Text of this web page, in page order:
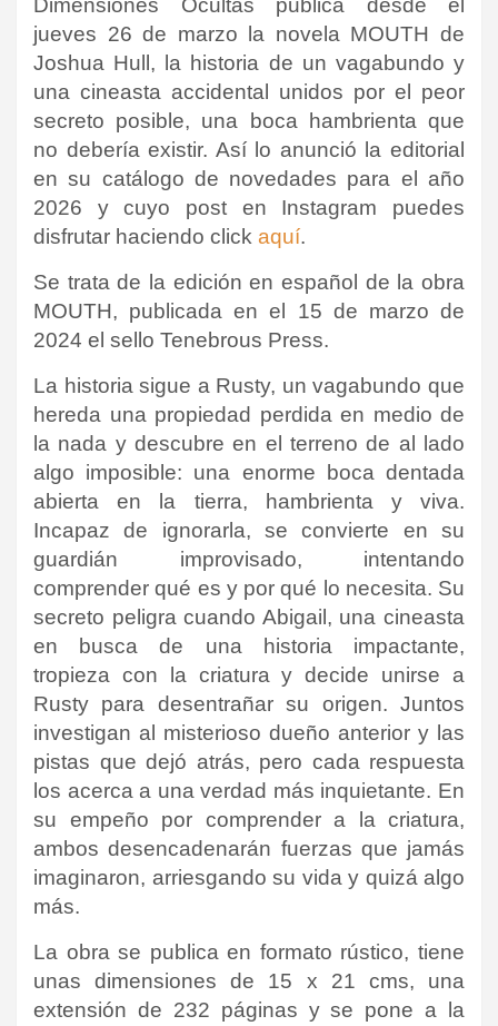
Dimensiones Ocultas publica desde el
jueves 26 de marzo la novela MOUTH de
Joshua Hull, la historia de un vagabundo y
una cineasta accidental unidos por el peor
secreto posible, una boca hambrienta que
no debería existir. Así lo anunció la editorial
en su catálogo de novedades para el año
2026 y cuyo post en Instagram puedes
disfrutar haciendo click aquí.
Se trata de la edición en español de la obra
MOUTH, publicada en el 15 de marzo de
2024 el sello Tenebrous Press.
La historia sigue a Rusty, un vagabundo que
hereda una propiedad perdida en medio de
la nada y descubre en el terreno de al lado
algo imposible: una enorme boca dentada
abierta en la tierra, hambrienta y viva.
Incapaz de ignorarla, se convierte en su
guardián improvisado, intentando
comprender qué es y por qué lo necesita. Su
secreto peligra cuando Abigail, una cineasta
en busca de una historia impactante,
tropieza con la criatura y decide unirse a
Rusty para desentrañar su origen. Juntos
investigan al misterioso dueño anterior y las
pistas que dejó atrás, pero cada respuesta
los acerca a una verdad más inquietante. En
su empeño por comprender a la criatura,
ambos desencadenarán fuerzas que jamás
imaginaron, arriesgando su vida y quizá algo
más.
La obra se publica en formato rústico, tiene
unas dimensiones de 15 x 21 cms, una
extensión de 232 páginas y se pone a la